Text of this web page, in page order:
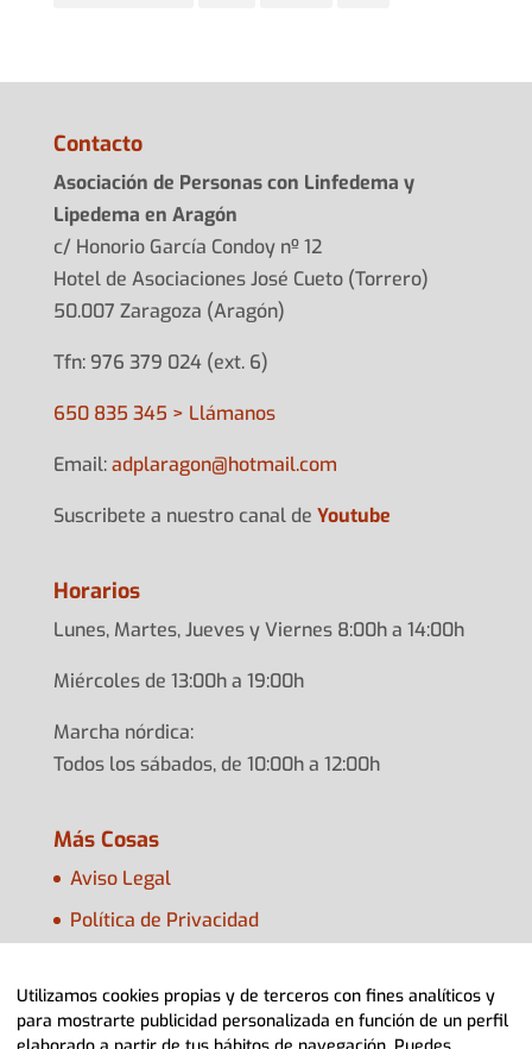
Contacto
Asociación de Personas con Linfedema y
Lipedema en Aragón
c/ Honorio García Condoy nº 12
Hotel de Asociaciones José Cueto (Torrero)
50.007 Zaragoza (Aragón)
Tfn: 976 379 024 (ext. 6)
650 835 345 > Llámanos
Email:adplaragon@hotmail.com
Suscribete a nuestro canal de Youtube
Horarios
Lunes, Martes, Jueves y Viernes 8:00h a 14:00h
Miércoles de 13:00h a 19:00h
Marcha nórdica:
Todos los sábados, de 10:00h a 12:00h
Más Cosas
Aviso Legal
Política de Privacidad
Configurar Cookies
Utilizamos cookies propias y de terceros con fines analíticos y
para mostrarte publicidad personalizada en función de un perfil